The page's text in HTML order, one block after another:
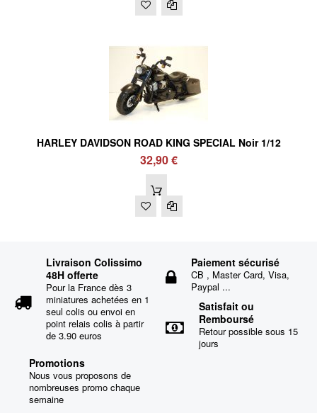
HARLEY DAVIDSON ROAD KING SPECIAL Noir 1/12
32,90 €
Livraison Colissimo
48H offerte
Pour la France dès 3
miniatures achetées en 1
seul colis ou envoi en
point relais colis à partir
de 3.90 euros
Paiement sécurisé
CB , Master Card, Visa,
Paypal ...
Satisfait ou
Remboursé
Retour possible sous 15
jours
Promotions
Nous vous proposons de
nombreuses promo chaque
semaine